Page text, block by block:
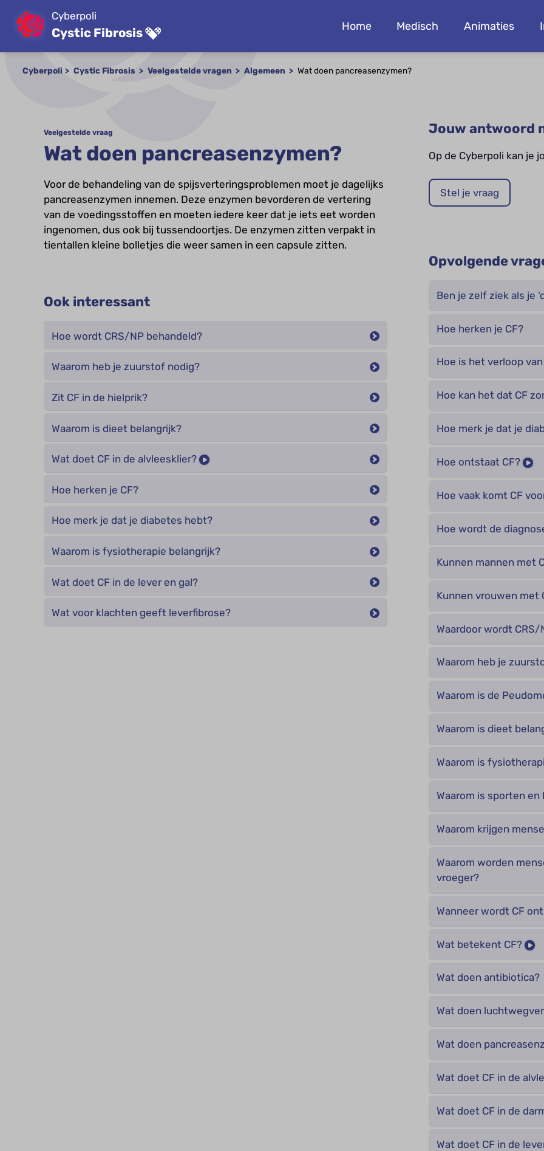
Cyberpoli
Cystic Fibrosis Home Medisch Animaties
Cyberpoli Cystic Fibrosis Veelgestelde vragen Algemeen Wat doen pancreasenzymen?
Veelgestelde vraag
Wat doen pancreasenzymen?
Voor de behandeling van de spijsverteringsproblemen moet je dagelijks
pancreasenzymen innemen. Deze enzymen bevorderen de vertering
van de voedingsstoffen en moeten iedere keer dat je iets eet worden
ingenomen, dus ook bij tussendoortjes. De enzymen zitten verpakt in
tientallen kleine bolletjes die weer samen in een capsule zitten.
Ook interessant
Hoe wordt CRS/NP behandeld?
Waarom heb je zuurstof nodig?
Zit CF in de hielprik?
Waarom is dieet belangrijk?
Wat doet CF in de alvleesklier?
Hoe herken je CF?
Hoe merk je dat je diabetes hebt?
Waarom is fysiotherapie belangrijk?
Wat doet CF in de lever en gal?
Wat voor klachten geeft leverfibrose?
Jouw antwoord
Op de Cyberpoli kan je
Stel je vraag
Opvolgende
Ben je zelf ziek als je
Hoe herken je CF?
Hoe is het verloop
Hoe kan het dat CF
Hoe merk je dat je
Hoe ontstaat CF?
Hoe vaak komt CF
Hoe wordt de
Kunnen mannen met
Kunnen vrouwen met
Waardoor wordt CRS/
Waarom heb je
Waarom is de
Waarom is dieet
Waarom is
Waarom is sporten
Waarom krijgen
Waarom worden
vroeger?
Wanneer wordt CF
Wat betekent CF?
Wat doen antibiotica?
Wat doen
Wat doen
Wat doet CF in de
Wat doet CF in de
Wat doet CF in de